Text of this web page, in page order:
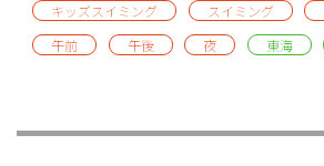
キッズスイミング スイミング
午前
午後 夜 東海